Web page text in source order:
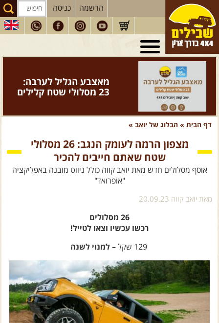
הרשמה כניסה
טיולי 4X4
בארץ
מסעות בעולם
טיוליםלרכב פנאי
הדרכותנהיגה
המדריכיםשלנו
חנותשבילים
הירשמו לניוזלטר שבילים
פודקאסט ג'יפאות
אודות יואב קווה והאתר שבילים
לנהיגת שטח" - מהדורה
חדשה >>
דף הבית »הבלוג של יואב »
שטח שאתם חייבים להכיר
אוסף מסלולים חדש מאת יואב קווה כולל ניווט מובנה באפליקציה
"אופרואד"
רכשו עכשיו וצאו לטייל!